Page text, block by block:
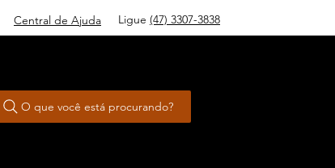
Central de Ajuda Ligue (47) 3307-3838
O que você está procurando?